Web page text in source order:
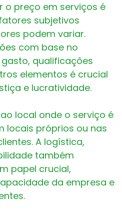
o preço em serviços é
subjetivos
podem variar.
com base no
qualificações
elementos é crucial
e lucratividade.
local onde o serviço é
locais próprios ou nas
A logística,
também
papel crucial,
da empresa e